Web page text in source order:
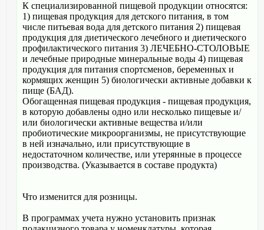
К специализированной пищевой продукции относятся:
1) пищевая продукция для детского питания, в том
числе питьевая вода для детского питания 2) пищевая
продукция для диетического лечебного и диетического
профилактического питания 3) ЛЕЧЕБНО-СТОЛОВЫЕ
и лечебные природные минеральные воды 4) пищевая
продукция для питания спортсменов, беременных и
кормящих женщин 5) биологически активные добавки к
пище (БАД).
Обогащенная пищевая продукция - пищевая продукция,
в которую добавлены одно или несколько пищевые и/
или биологически активные вещества и/или
пробиотические микроорганизмы, не присутствующие
в ней изначально, или присутствующие в
недостаточном количестве, или утерянные в процессе
производства. (Указывается в составе продукта)
Что изменится для розницы.
В программах учета нужно установить признак